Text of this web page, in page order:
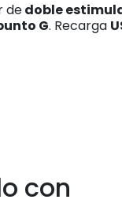
dedoble
G. Recarga
con